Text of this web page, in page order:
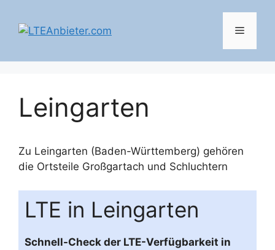
Inhalt
springen
Menü
Leingarten
Zu Leingarten (Baden-Württemberg) gehören
die Ortsteile Großgartach und Schluchtern
LTE in Leingarten
Schnell-Check der LTE-Verfügbarkeit in